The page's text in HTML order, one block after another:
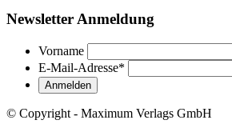
Newsletter Anmeldung
Vorname
E-Mail-Adresse*
© Copyright - Maximum Verlags GmbH